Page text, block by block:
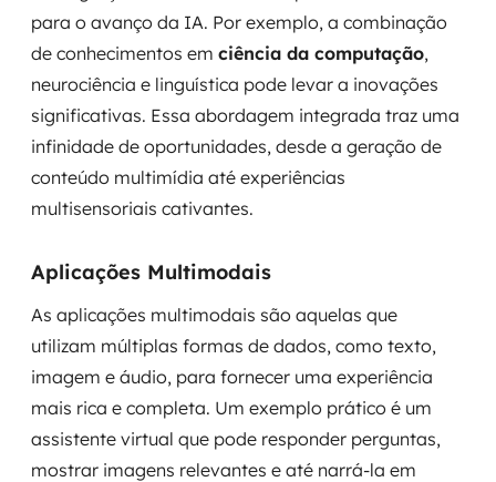
para o avanço da IA. Por exemplo, a combinação
de conhecimentos em ciência da computação,
neurociência e linguística pode levar a inovações
significativas. Essa abordagem integrada traz uma
infinidade de oportunidades, desde a geração de
conteúdo multimídia até experiências
multisensoriais cativantes.
Aplicações Multimodais
As aplicações multimodais são aquelas que
utilizam múltiplas formas de dados, como texto,
imagem e áudio, para fornecer uma experiência
mais rica e completa. Um exemplo prático é um
assistente virtual que pode responder perguntas,
mostrar imagens relevantes e até narrá-la em